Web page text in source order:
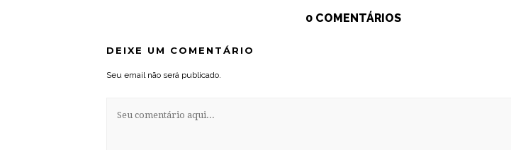
0 COMENTÁRIOS
DEIXE UM COMENTÁRIO
Seu email não será publicado.